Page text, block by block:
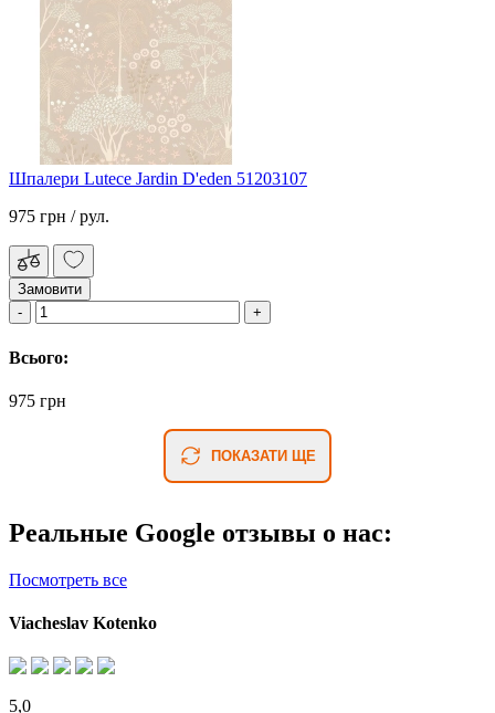
Шпалери Lutece Jardin D'eden 51203107
975 грн / рул.
Замовити
Всього:
975 грн
ПОКАЗАТИ ЩЕ
Реальные Google отзывы о нас:
Посмотреть все
Viacheslav Kotenko
5,0